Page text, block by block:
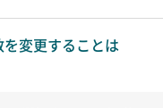
変更することは